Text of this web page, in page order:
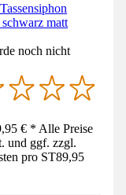
matt
noch nicht
€ * Alle Preise
und ggf. zzgl.
pro ST89,95